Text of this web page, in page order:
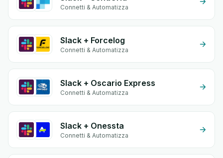
Connetti & Automatizza
Slack + Forcelog
Connetti & Automatizza
Slack + Oscario Express
Connetti & Automatizza
Slack + Onessta
Connetti & Automatizza